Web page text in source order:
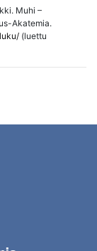
Muhi –
Akatemia.
(luettu